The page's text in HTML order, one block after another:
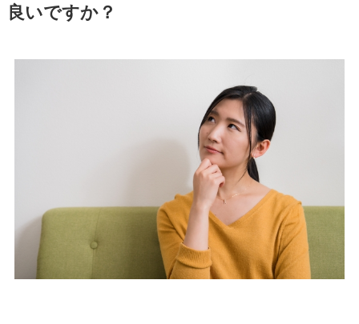
良いですか？